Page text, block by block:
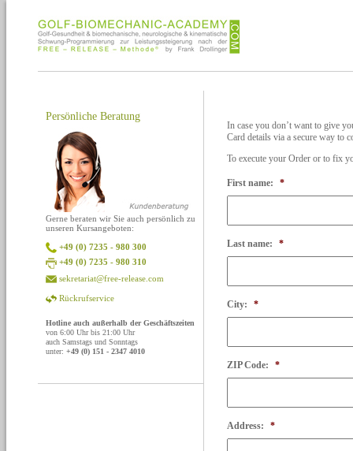
Persönliche Beratung
Gerne beraten wir Sie auch persönlich zu
unseren Kursangeboten:
+49 (0) 7235 - 980 300
+49 (0) 7235 - 980 310
sekretariat@free-release.com
Rückrufservice
Hotline auch außerhalb der Geschäftszeiten
von 6:00 Uhr bis 21:00 Uhr
auch Samstags und Sonntags
unter: +49 (0) 151 - 2347 4010
In case you don’t want to give
Card details via a secure way to
To execute your Order or to fix
First name: *
Last name: *
City: *
ZIP Code: *
Address: *